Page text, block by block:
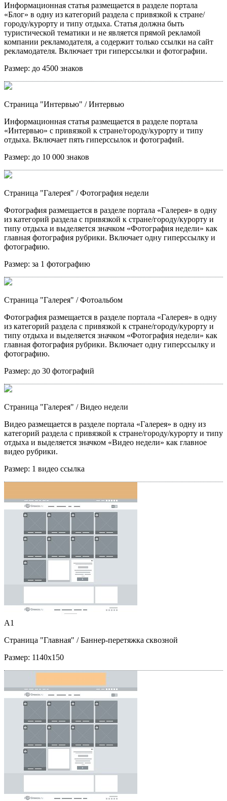
Информационная статья размещается в разделе портала
«Блог» в одну из категорий раздела с привязкой к стране/
городу/курорту и типу отдыха. Статья должна быть
туристической тематики и не является прямой рекламой
компании рекламодателя, а содержит только ссылки на сайт
рекламодателя. Включает три гиперссылки и фотографии.
Размер: до 4500 знаков
Страница "Интервью" / Интервью
Информационная статья размещается в разделе портала
«Интервью» с привязкой к стране/городу/курорту и типу
отдыха. Включает пять гиперссылок и фотографий.
Размер: до 10 000 знаков
Страница "Галерея" / Фотография недели
Фотография размещается в разделе портала «Галерея» в одну
из категорий раздела с привязкой к стране/городу/курорту и
типу отдыха и выделяется значком «Фотография недели» как
главная фотография рубрики. Включает одну гиперссылку и
фотографию.
Размер: за 1 фотографию
Страница "Галерея" / Фотоальбом
Фотография размещается в разделе портала «Галерея» в одну
из категорий раздела с привязкой к стране/городу/курорту и
типу отдыха и выделяется значком «Фотография недели» как
главная фотография рубрики. Включает одну гиперссылку и
фотографию.
Размер: до 30 фотографий
Страница "Галерея" / Видео недели
Видео размещается в разделе портала «Галерея» в одну из
категорий раздела с привязкой к стране/городу/курорту и типу
отдыха и выделяется значком «Видео недели» как главное
видео рубрики.
Размер: 1 видео ссылка
A1
Страница "Главная" / Баннер-перетяжка сквозной
Размер: 1140x150